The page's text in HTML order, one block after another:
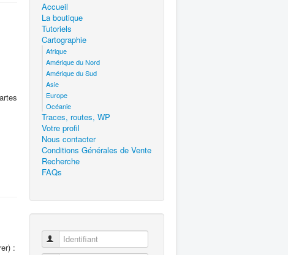
:
Accueil
La boutique
Tutoriels
Cartographie
Afrique
Amérique du Nord
Amérique du Sud
Asie
Europe
Océanie
Traces, routes, WP
Votre profil
Nous contacter
Conditions Générales de Vente
Recherche
FAQs
Identifiant